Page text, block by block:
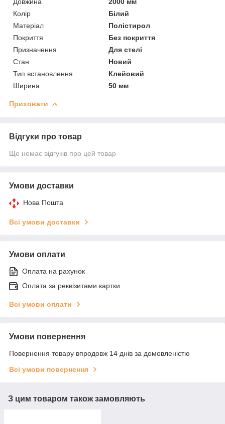
Колір
Білий
Матеріал
Полістирол
Покриття
Без покриття
Призначення
Для стелі
Стан
Новий
Тип встановлення
Клейовий
Ширина
50 мм
Приховати
Відгуки про товар
Ще немає відгуків про цей товар
Умови доставки
Нова Пошта
Всі умови доставки
Умови оплати
Оплата на рахунок
Оплата за реквізитами картки
Всі умови оплати
Умови повернення
Повернення товару впродовж 14 днів за домовленістю
Всі умови повернення
З цим товаром також замовляють